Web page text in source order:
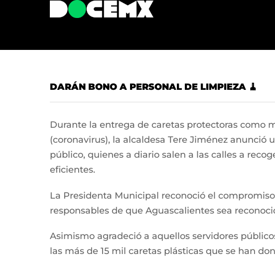
DARÁN BONO A PERSONAL DE LIMPIEZA 🧹
Durante la entrega de caretas protectoras como
(coronavirus), la alcaldesa Tere Jiménez
público, quienes a diario salen a las calles a
eficientes.
La Presidenta Municipal reconoció el
responsables de que Aguascalientes sea
Asimismo agradeció a aquellos servidores
las más de 15 mil caretas plásticas que se han